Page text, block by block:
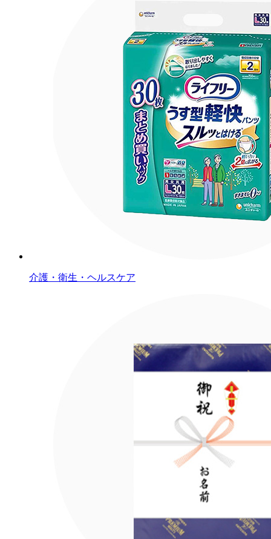
介護・衛生・ヘルスケア